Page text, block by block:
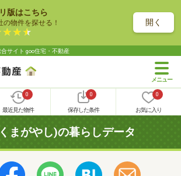
版はこちら
の物件を探せる！ 開く
サイト goo住宅・不動産
0
最近見た物件
0
保存した条件
0
お気に入り
まがやし)の暮らしデータ